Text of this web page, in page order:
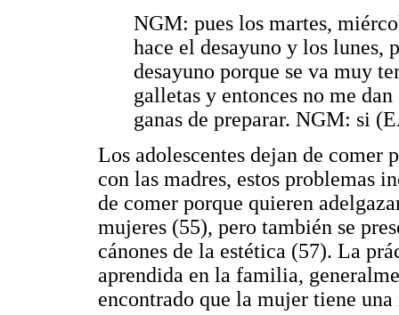
NGM: pues los martes,
hace el desayuno y los lunes,
desayuno porque se va muy
galletas y entonces no me
ganas de preparar. NGM: si
Los adolescentes dejan de comer
con las madres, estos problemas
de comer porque quieren
mujeres (55), pero también se
cánones de la estética (57). La
aprendida en la familia,
encontrado que la mujer tiene